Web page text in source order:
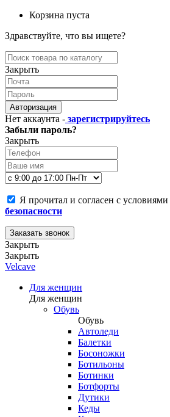
Корзина пуста
Здравствуйте, что вы ищете?
Закрыть
Авторизация
Нет аккаунта - зарегистрируйтесь
Забыли пароль?
Закрыть
Я прочитал и согласен с условиями
безопасности
Заказать звонок
Закрыть
Закрыть
Velcave
Для женщин
Для женщин
Обувь
Обувь
Автоледи
Балетки
Босоножки
Ботильоны
Ботинки
Ботфорты
Дутики
Кеды